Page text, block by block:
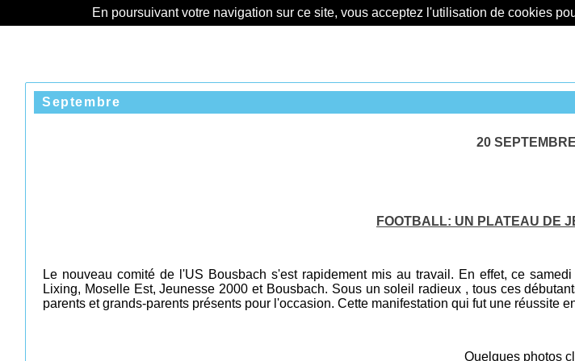
En poursuivant votre navigation sur ce site, vous acceptez l'utilisation de cookies
Septembre
20
FOOTBALL: UN PLATEAU DE
Le nouveau comité de l'US Bousbach s'est rapidement mis au travail. En effet, ce
Lixing, Moselle Est, Jeunesse 2000 et Bousbach. Sous un soleil radieux , tous ces
parents et grands-parents présents pour l'occasion. Cette manifestation qui fut une réussite
Quelques photos